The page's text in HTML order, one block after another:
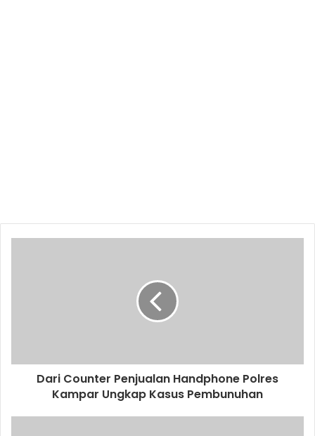
Dari Counter Penjualan Handphone Polres
Kampar Ungkap Kasus Pembunuhan